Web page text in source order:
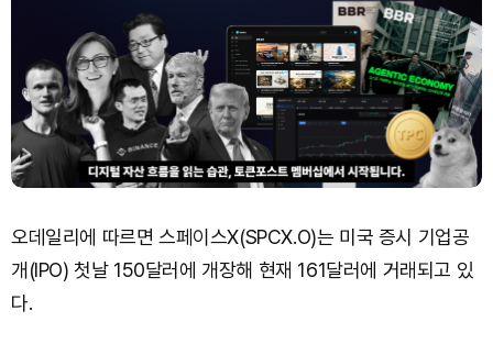
오데일리에 따르면 스페이스X(SPCX.O)는 미국 증시 기업공
개(IPO) 첫날 150달러에 개장해 현재 161달러에 거래되고 있
다.